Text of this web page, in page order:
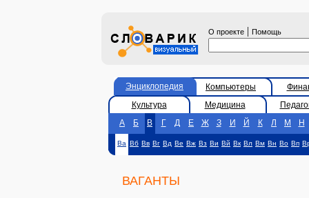
О проекте | Помощь
Энциклопедия Компьютеры
Культура
Медицина
А
Б В Г Д Е Ж З И Й К Л М Н
Ва Вб Вв Вг Вд Ве Вж Вз Ви Вй Вк Вл Вм Вн Во Вп
ВАГАНТЫ